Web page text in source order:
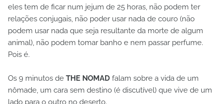
eles tem de ficar num jejum de 25 horas, não podem ter
relações conjugais, não poder usar nada de couro (não
podem usar nada que seja resultante da morte de algum
animal), não podem tomar banho e nem passar perfume.
Pois é.
Os 9 minutos de THE NOMAD falam sobre a vida de um
nômade, um cara sem destino (é discutível) que vive de um
lado para o outro no deserto.